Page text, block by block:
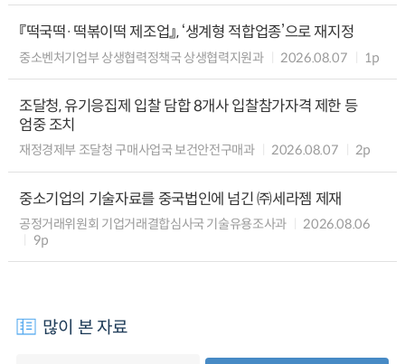
『떡국떡·떡볶이떡 제조업』, ‘생계형 적합업종’으로 재지정
중소벤처기업부 상생협력정책국 상생협력지원과 2026.08.07 1p
조달청, 유기응집제 입찰 담합 8개사 입찰참가자격 제한 등
엄중 조치
재정경제부 조달청 구매사업국 보건안전구매과 2026.08.07 2p
중소기업의 기술자료를 중국법인에 넘긴 ㈜세라젬 제재
공정거래위원회 기업거래결합심사국 기술유용조사과
2026.08.06
9p
많이 본 자료